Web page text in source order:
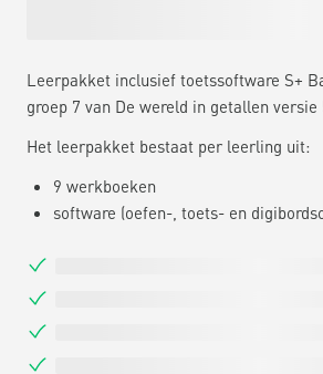
Leerpakket inclusief toetssoftware S+
groep 7 van De wereld in getallen versie
Het leerpakket bestaat per leerling uit:
9 werkboeken
software (oefen-, toets- en